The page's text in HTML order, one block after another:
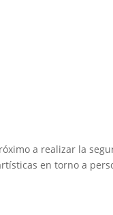
a realizar la
en torno a